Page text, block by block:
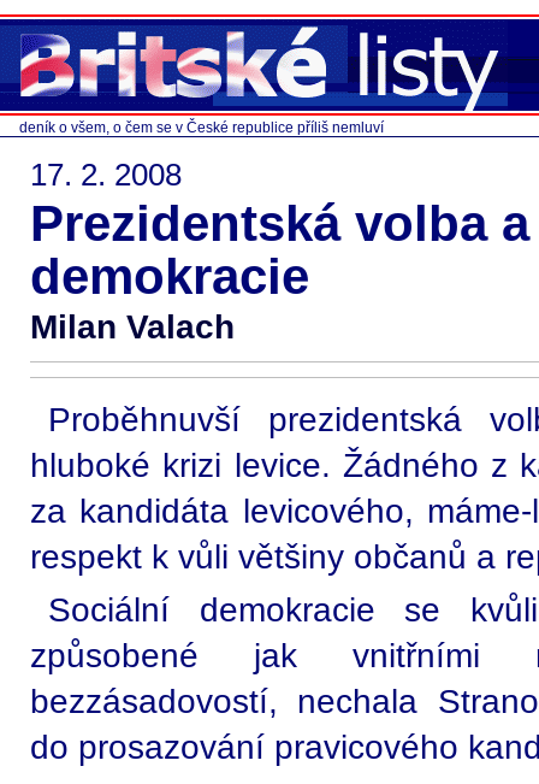
deník o všem, o čem se v České republice příliš nemluví
17. 2. 2008
Prezidentská volba
demokracie
Milan Valach
Proběhnuvší prezidentská
hluboké krizi levice. Žádného z
za kandidáta levicového,
respekt k vůli většiny občanů a
Sociální demokracie se
způsobené jak vnitřními
bezzásadovostí, nechala
do prosazování pravicového